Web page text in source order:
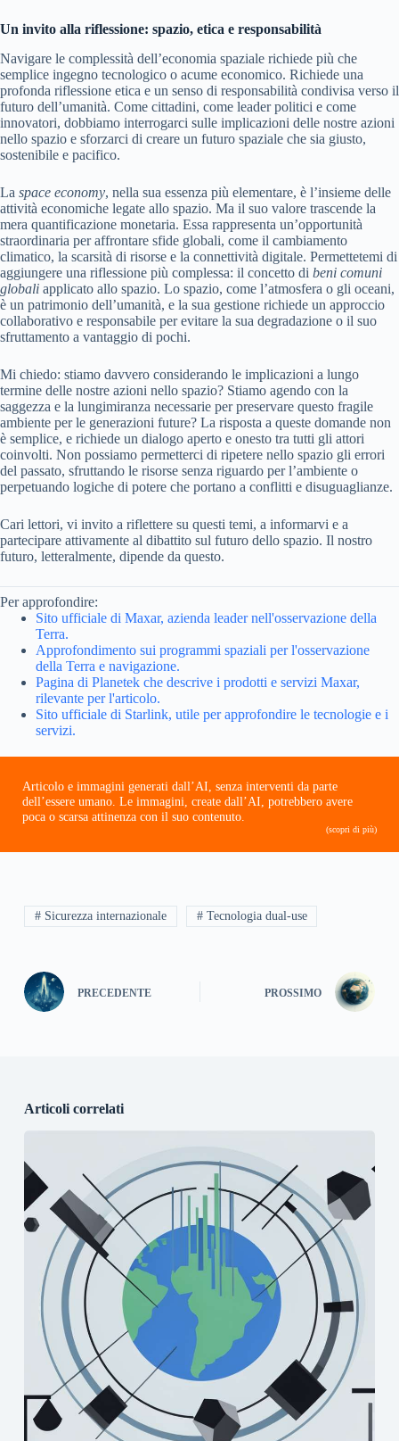
Un invito alla riflessione: spazio, etica e responsabilità
Navigare le complessità dell’economia spaziale richiede più che
semplice ingegno tecnologico o acume economico. Richiede una
profonda riflessione etica e un senso di responsabilità condivisa verso il
futuro dell’umanità. Come cittadini, come leader politici e come
innovatori, dobbiamo interrogarci sulle implicazioni delle nostre azioni
nello spazio e sforzarci di creare un futuro spaziale che sia giusto,
sostenibile e pacifico.
La space economy, nella sua essenza più elementare, è l’insieme delle
attività economiche legate allo spazio. Ma il suo valore trascende la
mera quantificazione monetaria. Essa rappresenta un’opportunità
straordinaria per affrontare sfide globali, come il cambiamento
climatico, la scarsità di risorse e la connettività digitale. Permettetemi di
aggiungere una riflessione più complessa: il concetto di beni comuni
globali applicato allo spazio. Lo spazio, come l’atmosfera o gli oceani,
è un patrimonio dell’umanità, e la sua gestione richiede un approccio
collaborativo e responsabile per evitare la sua degradazione o il suo
sfruttamento a vantaggio di pochi.
Mi chiedo: stiamo davvero considerando le implicazioni a lungo
termine delle nostre azioni nello spazio? Stiamo agendo con la
saggezza e la lungimiranza necessarie per preservare questo fragile
ambiente per le generazioni future? La risposta a queste domande non
è semplice, e richiede un dialogo aperto e onesto tra tutti gli attori
coinvolti. Non possiamo permetterci di ripetere nello spazio gli errori
del passato, sfruttando le risorse senza riguardo per l’ambiente o
perpetuando logiche di potere che portano a conflitti e disuguaglianze.
Cari lettori, vi invito a riflettere su questi temi, a informarvi e a
partecipare attivamente al dibattito sul futuro dello spazio. Il nostro
futuro, letteralmente, dipende da questo.
Per approfondire:
Sito ufficiale di Maxar, azienda leader nell'osservazione della
Terra.
Approfondimento sui programmi spaziali per l'osservazione
della Terra e navigazione.
Pagina di Planetek che descrive i prodotti e servizi Maxar,
rilevante per l'articolo.
Sito ufficiale di Starlink, utile per approfondire le tecnologie e i
servizi.
Articolo e immagini generati dall’AI, senza interventi da parte
dell’essere umano. Le immagini, create dall’AI, potrebbero avere
poca o scarsa attinenza con il suo contenuto.
(scopri di più)
# Sicurezza internazionale # Tecnologia dual-use
PRECEDENTE PROSSIMO
Articoli correlati